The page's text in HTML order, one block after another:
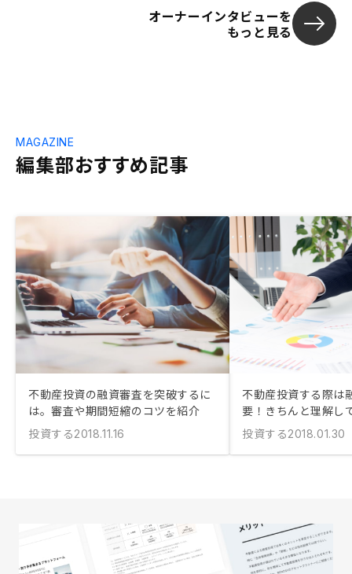
オーナーインタビューを
もっと見る
編集部おすすめ記事
MAGAZINE
不動産投資の融資審査を突破するに
は。審査や期間短縮のコツを紹介
投資する2018.11.16
不動産投資する際は
要！きちんと理解し
投資する2018.01.30